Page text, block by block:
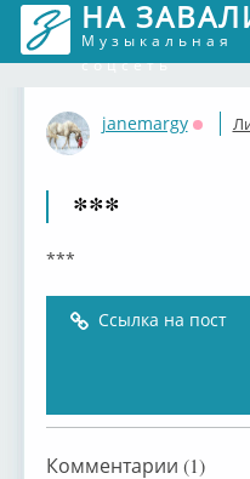
НА
Музыкальная
соцсеть
janemargy
***
***
Ссылка на пост
Комментарии (1)